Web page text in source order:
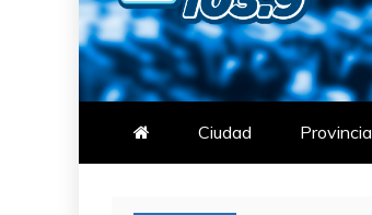
FM LATINA
NOTICIAS
Ciudad Provincia